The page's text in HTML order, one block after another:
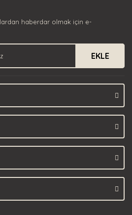
eksik bilgiler bulunuyor.
bulunuyor.
daha pahalı.
alternatifler olmalı.
haberdar olmak için e-
EKLE